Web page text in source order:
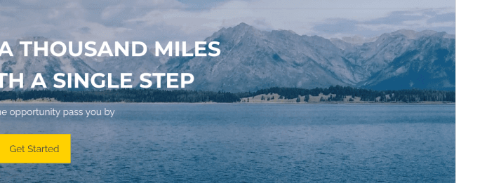
0.3.6
Última actualización
21 abril, 2026
Instalaciones activas
100+
Versión de WordPress
6.0
Versión de PHP
5.6
Página de inicio del tema